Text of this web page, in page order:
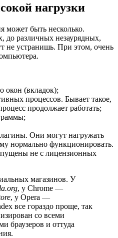
нагрузки
может быть несколько.
до различных незаурядных,
не устранишь. При этом, очень
окон (вкладок);
процессов. Бывает такое,
продолжает работать;
Они могут нагружать
нормально функционировать.
не с лицензионных
магазинов. У
, у Chrome —
, у Opera —
все гораздо проще, так
со всеми
браузеров и оттуда